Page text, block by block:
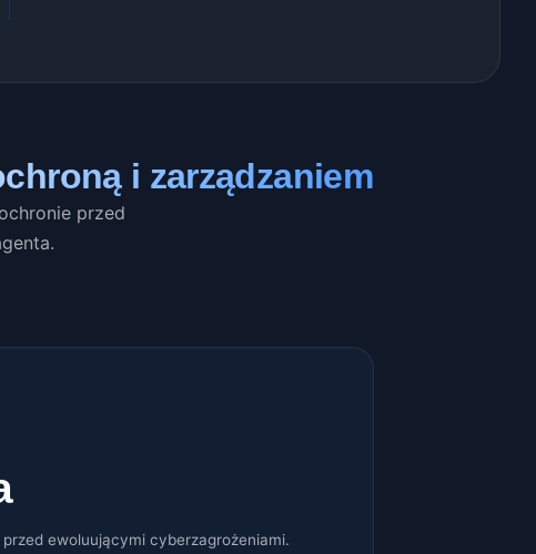
i zarządzaniem
przed
ewoluującymi cyberzagrożeniami.